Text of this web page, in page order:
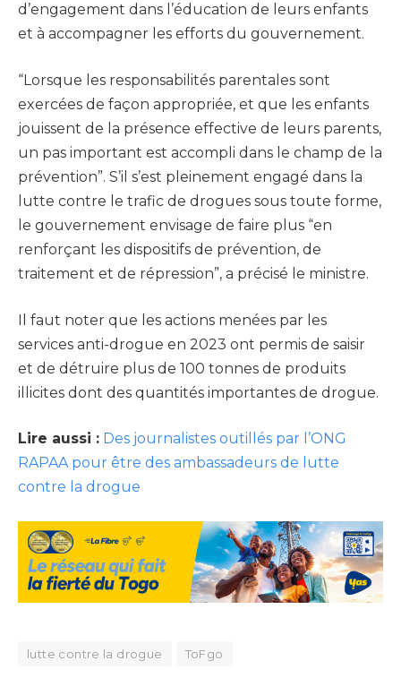
d’engagement dans l’éducation de leurs enfants
et à accompagner les efforts du gouvernement.
“Lorsque les responsabilités parentales sont
exercées de façon appropriée, et que les enfants
jouissent de la présence effective de leurs parents,
un pas important est accompli dans le champ de la
prévention”. S’il s’est pleinement engagé dans la
lutte contre le trafic de drogues sous toute forme,
le gouvernement envisage de faire plus “en
renforçant les dispositifs de prévention, de
traitement et de répression”, a précisé le ministre.
Il faut noter que les actions menées par les
services anti-drogue en 2023 ont permis de saisir
et de détruire plus de 100 tonnes de produits
illicites dont des quantités importantes de drogue.
Lire aussi : Des journalistes outillés par l’ONG
RAPAA pour être des ambassadeurs de lutte
contre la drogue
lutte contre la drogue ToFgo